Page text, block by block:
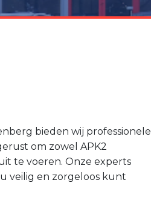
bieden wij professionele
om zowel APK2
te voeren. Onze experts
veilig en zorgeloos kunt